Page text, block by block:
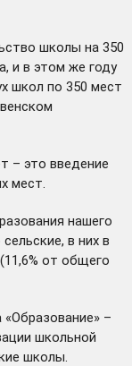
школы на 350
и в этом же году
школ по 350 мест
– это введение
мест.
нашего
в них в
от общего
–
школьной
школы.